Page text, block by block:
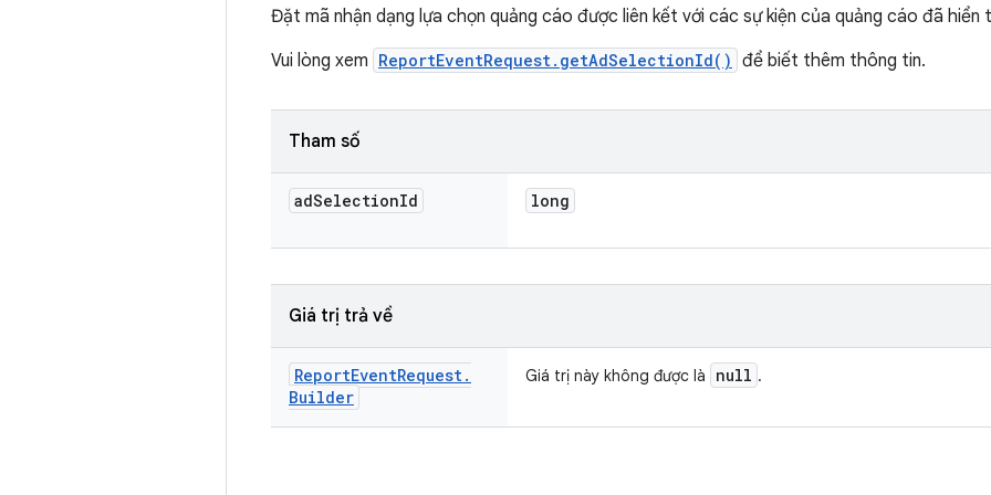
Đặt mã nhận dạng lựa chọn quảng cáo được liên kết với các sự kiện của quảng cáo đã hiển
Vui lòng xem ReportEventRequest.getAdSelectionId() để biết thêm thông tin.
Tham số
adSelectionId long
Giá trị trả về
ReportEventRequest.
Builder
Giá trị này không được là null .